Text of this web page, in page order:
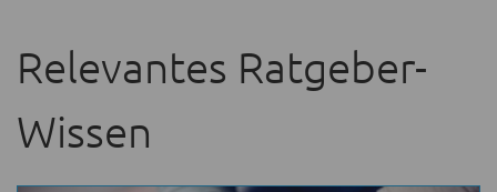
Relevantes Ratgeber-
Wissen